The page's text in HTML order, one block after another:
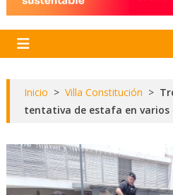
Inicio > Villa Constitución >
tentativa de estafa en varios